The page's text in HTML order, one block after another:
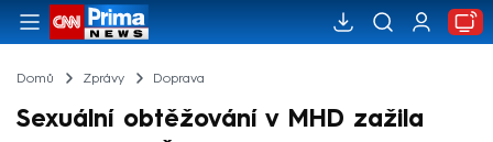
Domů Zprávy Doprava
Sexuální obtěžování v MHD zažila